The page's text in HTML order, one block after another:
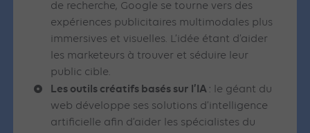
de recherche, Google se tourne vers des
expériences publicitaires multimodales plus
immersives et visuelles. L’idée étant d’aider
les marketeurs à trouver et séduire leur
public cible.
Les outils créatifs basés sur l’IA : le géant du
web développe ses solutions d’intelligence
artificielle afin d’aider les spécialistes du